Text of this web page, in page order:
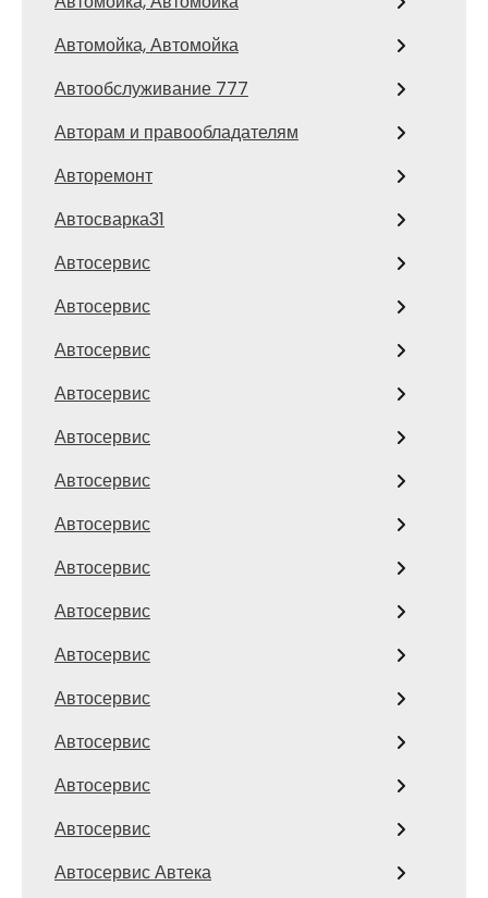
Автомойка, Автомойка
Автообслуживание 777
Авторам и правообладателям
Авторемонт
Автосварка31
Автосервис
Автосервис
Автосервис
Автосервис
Автосервис
Автосервис
Автосервис
Автосервис
Автосервис
Автосервис
Автосервис
Автосервис
Автосервис
Автосервис
Автосервис Автека